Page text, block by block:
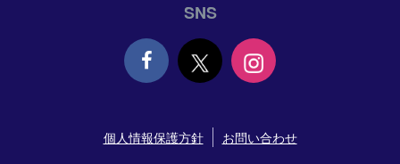
SNS
book
個人情報保護方針 お問い合わせ